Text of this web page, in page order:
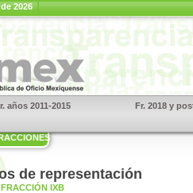
2026
años 2011-2015 Fr. 2018 y
de representación
FRACCIÓN IXB